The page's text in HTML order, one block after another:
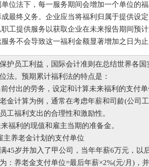
法下，每一服务期间会增加一个单位的福
最终义务。企业应当将福利归属于提供设
工提供服务以获取企业在未来报告期间预
务不会导致这一福利金额显著增加之日为
护员工利益，国际会计准则在总结世界各
法。预期累计福利法的特点是：
出的劳务，设定和计算未来福利的支付单
金计算为例，通常在考虑年薪和司龄(公司
工福利支出的合理性和激励性。
利的现值和雇主当期的准备金。
养老金计划的支付单位
岁并加入了甲公司，当年年薪6万元，以
：养老金支付单位=最后年薪×2%(元/月)，